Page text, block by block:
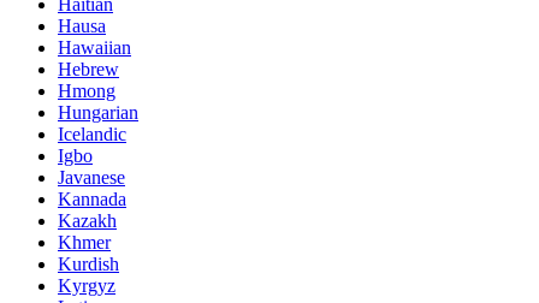
Hausa
Hawaiian
Hebrew
Hmong
Hungarian
Icelandic
Igbo
Javanese
Kannada
Kazakh
Khmer
Kurdish
Kyrgyz